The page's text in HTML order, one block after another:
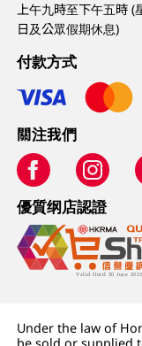
上午九時至下午五時 (
日及公眾假期休息)
付款方式
關注我們
優質纲店認證
Under the law of